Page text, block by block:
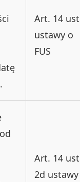
Art. 14
ustawy o
FUS
Art. 14
2d